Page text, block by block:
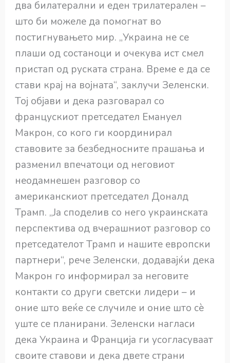
два билатерални и еден трилатерален –
што би можеле да помогнат во
постигнувањето мир. „Украина не се
плаши од состаноци и очекува ист смел
пристап од руската страна. Време е да се
стави крај на војната“, заклучи Зеленски.
Тој објави и дека разговарал со
францускиот претседател Емануел
Макрон, со кого ги координирал
ставовите за безбедносните прашања и
разменил впечатоци од неговиот
неодамнешен разговор со
американскиот претседател Доналд
Трамп. „Ја споделив со него украинската
перспектива од вчерашниот разговор со
претседателот Трамп и нашите европски
партнери“, рече Зеленски, додавајќи дека
Макрон го информирал за неговите
контакти со други светски лидери – и
оние што веќе се случиле и оние што сè
уште се планирани. Зеленски нагласи
дека Украина и Франција ги усогласуваат
своите ставови и дека двете страни